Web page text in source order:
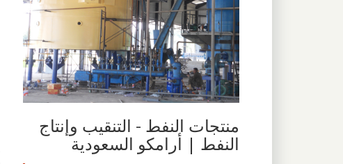
منتجات النفط - التنقيب وإنتاج
النفط | أرامكو السعودية